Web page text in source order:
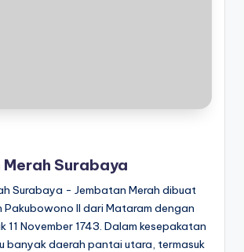
Surabaya
Surabaya - Jembatan Merah dibuat
II dari Mataram dengan
11 November 1743. Dalam kesepakatan
banyak daerah pantai utara, termasuk